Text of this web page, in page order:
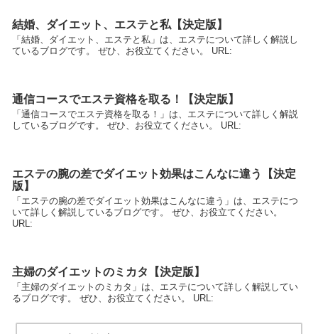
結婚、ダイエット、エステと私【決定版】
「結婚、ダイエット、エステと私」は、エステについて詳しく解説し
ているブログです。 ぜひ、お役立てください。 URL:
通信コースでエステ資格を取る！【決定版】
「通信コースでエステ資格を取る！」は、エステについて詳しく解説
しているブログです。 ぜひ、お役立てください。 URL:
エステの腕の差でダイエット効果はこんなに違う【決定
版】
「エステの腕の差でダイエット効果はこんなに違う」は、エステにつ
いて詳しく解説しているブログです。 ぜひ、お役立てください。
URL:
主婦のダイエットのミカタ【決定版】
「主婦のダイエットのミカタ」は、エステについて詳しく解説してい
るブログです。 ぜひ、お役立てください。 URL: